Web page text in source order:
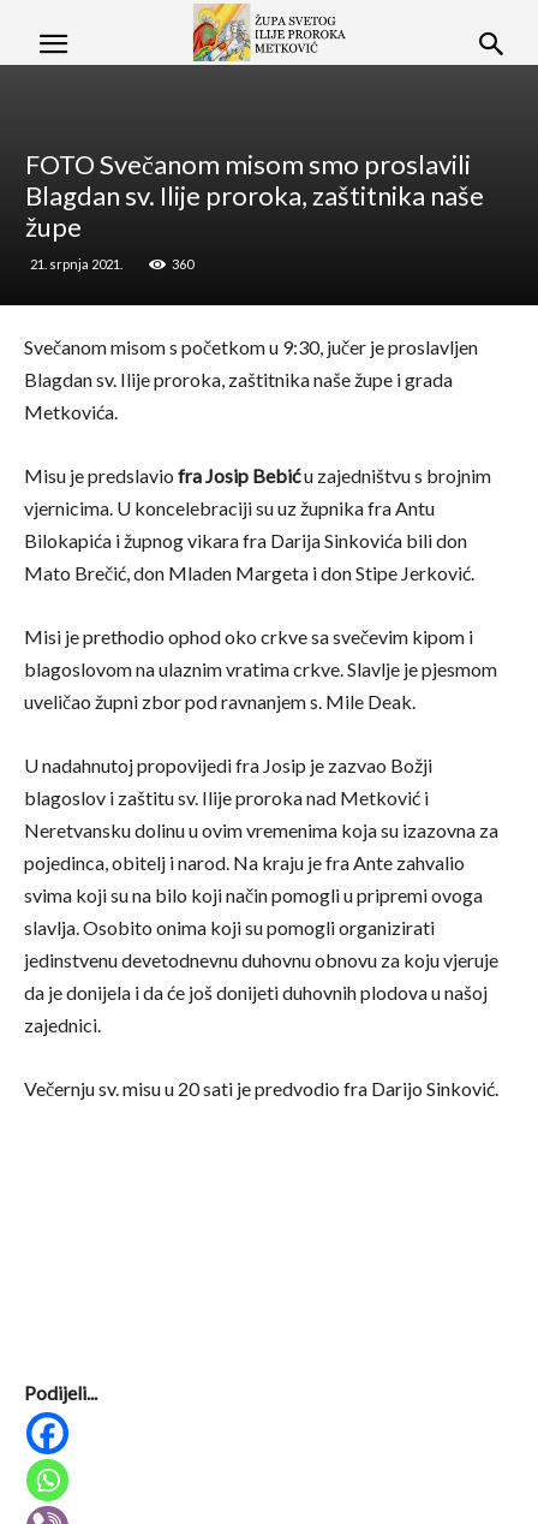
FOTO Svečanom misom smo proslavili
Blagdan sv. Ilije proroka, zaštitnika naše
župe
21. srpnja 2021. 360
Svečanom misom s početkom u 9:30, jučer je proslavljen
Blagdan sv. Ilije proroka, zaštitnika naše župe i grada
Metkovića.
Misu je predslavio fra Josip Bebiću zajedništvu s brojnim
vjernicima. U koncelebraciji su uz župnika fra Antu
Bilokapića i župnog vikara fra Darija Sinkovića bili don
Mato Brečić, don Mladen Margeta i don Stipe Jerković.
Misi je prethodio ophod oko crkve sa svečevim kipom i
blagoslovom na ulaznim vratima crkve. Slavlje je pjesmom
uveličao župni zbor pod ravnanjem s. Mile Deak.
U nadahnutoj propovijedi fra Josip je zazvao Božji
blagoslov i zaštitu sv. Ilije proroka nad Metković i
Neretvansku dolinu u ovim vremenima koja su izazovna za
pojedinca, obitelj i narod. Na kraju je fra Ante zahvalio
svima koji su na bilo koji način pomogli u pripremi ovoga
slavlja. Osobito onima koji su pomogli organizirati
jedinstvenu devetodnevnu duhovnu obnovu za koju vjeruje
da je donijela i da će još donijeti duhovnih plodova u našoj
zajednici.
Večernju sv. misu u 20 sati je predvodio fra Darijo Sinković.
Podijeli...